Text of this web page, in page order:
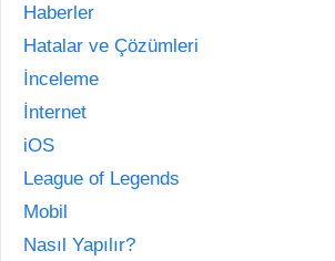
Haberler
Hatalar ve Çözümleri
İnceleme
İnternet
iOS
League of Legends
Mobil
Nasıl Yapılır?